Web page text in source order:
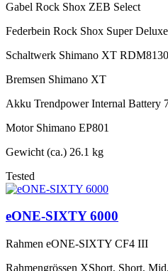
Gabel Rock Shox ZEB Select
Federbein Rock Shox Super
Schaltwerk Shimano XT
Bremsen Shimano XT
Akku Trendpower Internal Battery
Motor Shimano EP801
Gewicht (ca.) 26.1 kg
Tested
eONE-SIXTY 6000
Rahmen eONE-SIXTY CF4 III
Rahmengrössen XShort, Short,